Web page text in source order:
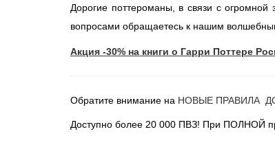
Дорогие поттероманы, в связи с огромной
вопросами обращаетесь к нашим
Акция -30% на книги о Гарри Поттере
Обратите внимание на НОВЫЕ ПРАВИЛА
Доступно более 20 000 ПВЗ! При ПОЛНОЙ